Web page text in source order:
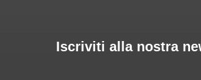
Iscriviti alla nostra